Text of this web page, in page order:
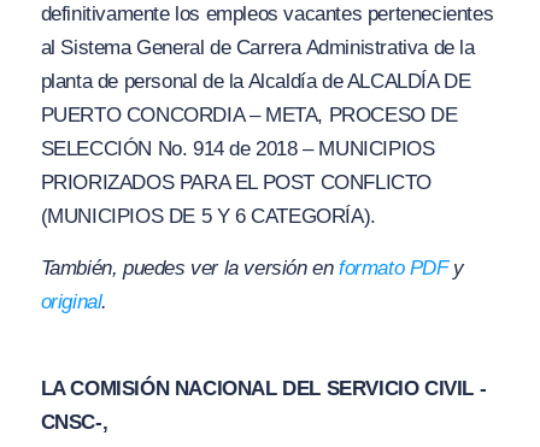
definitivamente los empleos vacantes pertenecientes
al Sistema General de Carrera Administrativa de la
planta de personal de la Alcaldía de ALCALDÍA DE
PUERTO CONCORDIA – META, PROCESO DE
SELECCIÓN No. 914 de 2018 – MUNICIPIOS
PRIORIZADOS PARA EL POST CONFLICTO
(MUNICIPIOS DE 5 Y 6 CATEGORÍA).
También, puedes ver la versión en formato PDFy
original.
LA COMISIÓN NACIONAL DEL SERVICIO CIVIL -
CNSC-,